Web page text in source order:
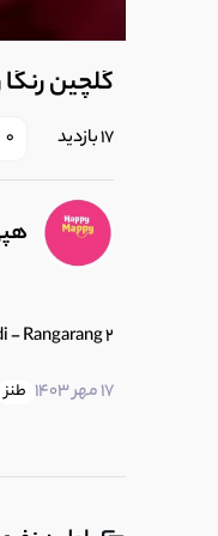
گلچین
0 17 بازدید
- Rangarang 2
17 مهر 1403
طنز